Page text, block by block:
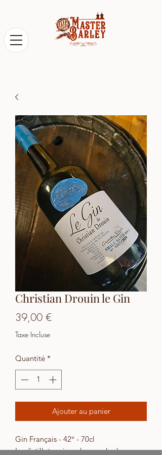
Christian Drouin le Gin
39,00 €Prix
Taxe Incluse
Quantité *
Ajouter au panier
Gin Français - 42° - 70cl
Le distillateur issu du monde du